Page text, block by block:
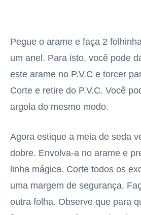
Pegue o arame e faça 2
um anel. Para isto, você pode
este arame no P.V.C e torcer
Corte e retire do P.V.C. Você
argola do mesmo modo.
Agora estique a meia de seda
dobre. Envolva-a no arame e
linha mágica. Corte todos os
uma margem de segurança.
outra folha. Observe que para